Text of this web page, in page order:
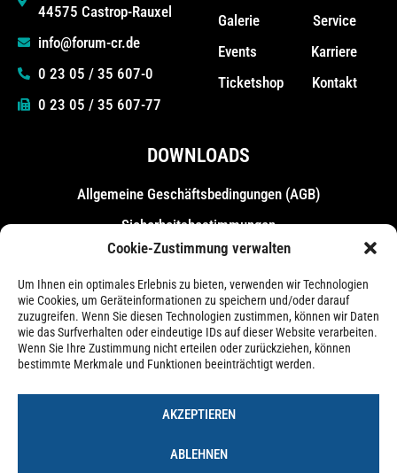
Cookie-Zustimmung verwalten
Um Ihnen ein optimales Erlebnis zu bieten, verwenden wir Technologien
wie Cookies, um Geräteinformationen zu speichern und/oder darauf
zuzugreifen. Wenn Sie diesen Technologien zustimmen, können wir Daten
wie das Surfverhalten oder eindeutige IDs auf dieser Website verarbeiten.
Wenn Sie Ihre Zustimmung nicht erteilen oder zurückziehen, können
bestimmte Merkmale und Funktionen beeinträchtigt werden.
AKZEPTIEREN
ABLEHNEN
44575 Castrop-Rauxel
info@forum-cr.de
0 23 05 / 35 607-0
0 23 05 / 35 607-77
Galerie
Events
Ticketshop
Service
Karriere
Kontakt
DOWNLOADS
Allgemeine Geschäfts­bedingungen (AGB)
Sicherheitsbestimmungen
Messebestimmungen